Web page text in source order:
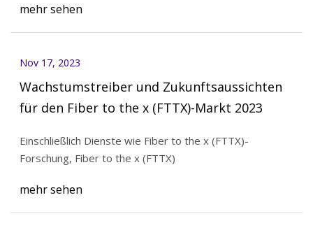
mehr sehen
Nov 17, 2023
Wachstumstreiber und Zukunftsaussichten
für den Fiber to the x (FTTX)-Markt 2023
Einschließlich Dienste wie Fiber to the x (FTTX)-
Forschung, Fiber to the x (FTTX)
mehr sehen